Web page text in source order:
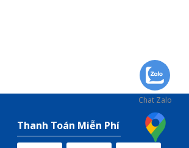
Thanh Toán Miễn Phí
Chat Zalo